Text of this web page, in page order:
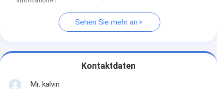
Sehen Sie mehr an
Kontaktdaten
Mr. kalvin